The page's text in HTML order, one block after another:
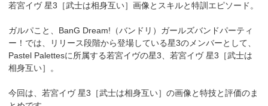
若宮イヴ 星3［武士は相身互い］画像とスキルと特訓エピソード。
ガルパこと、BanG Dream!（バンドリ）ガールズバンドパーティ
ー！では、リリース段階から登場している星3のメンバーとして、
Pastel Palettesに所属する若宮イヴの星3、若宮イヴ 星3［武士は
相身互い］。
今回は、若宮イヴ 星3［武士は相身互い］の画像と特技と評価のま